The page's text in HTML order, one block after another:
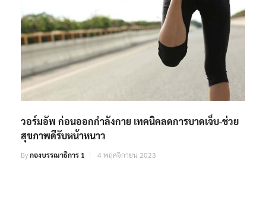
วอร์มอัพ ก่อนออกกำลังกาย เทคนิคลดการบาดเจ็บ-ช่วย
สุขภาพดีรับหน้าหนาว
Byกองบรรณาธิการ 1 4 พฤศจิกายน 2023